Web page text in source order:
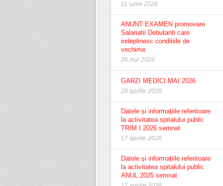
11 iunie 2026
ANUNT EXAMEN promovare
Salariatii Debutanti care
indeplinesc conditiile de
vechime
26 mai 2026
GARZI MEDICI MAI 2026
29 aprilie 2026
Datele și informațiile referitoare
la activitatea spitalului public
TRIM I 2026 semnat
17 aprilie 2026
Datele și informațiile referitoare
la activitatea spitalului public
ANUL 2025 semnat